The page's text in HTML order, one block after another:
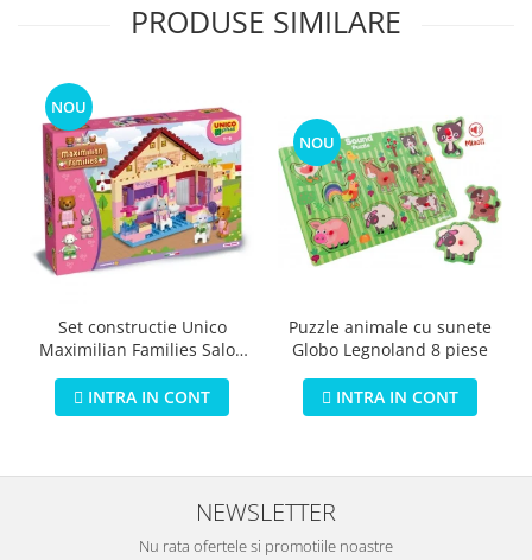
PRODUSE SIMILARE
NOU
Set constructie Unico
Maximilian Families Salon
INTRA IN CONT
NOU
Puzzle animale cu sunete
Globo Legnoland 8 piese
INTRA IN CONT
NEWSLETTER
Nu rata ofertele si promotiile noastre